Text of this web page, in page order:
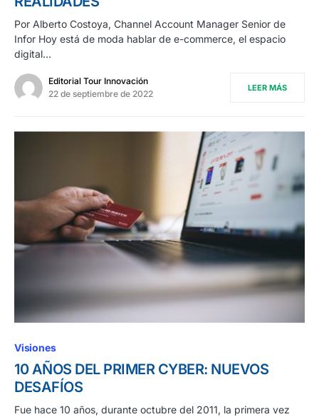
Por Alberto Costoya, Channel Account Manager Senior de
Infor Hoy está de moda hablar de e-commerce, el espacio
digital…
Editorial Tour Innovación
22 de septiembre de 2022
LEER MÁS
Visiones
10 AÑOS DEL PRIMER CYBER: NUEVOS
DESAFÍOS
Fue hace 10 años, durante octubre del 2011, la primera vez